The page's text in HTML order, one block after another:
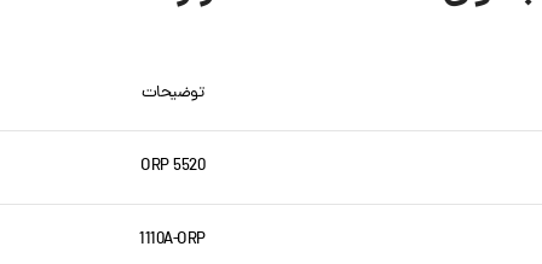
توضیحات
ORP 5520
1110A-ORP